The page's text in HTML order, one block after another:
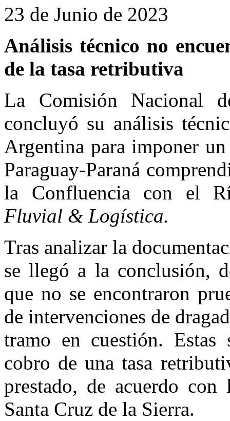
23 de Junio de 2023
Análisis técnico no
de la tasa retributiva
La Comisión Nacional
concluyó su análisis
Argentina para imponer
Paraguay-Paraná
la Confluencia con el
Fluvial & Logística.
Tras analizar la
se llegó a la conclusión,
que no se encontraron
de intervenciones de
tramo en cuestión. Estas
cobro de una tasa
prestado, de acuerdo
Santa Cruz de la Sierra.